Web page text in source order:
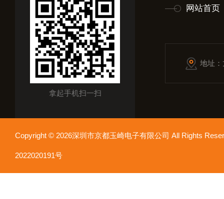
拿起手机扫一扫
网站首页
地址
Copyright © 2026深圳市京都玉崎电子有限公司 All Rights
2022020191号